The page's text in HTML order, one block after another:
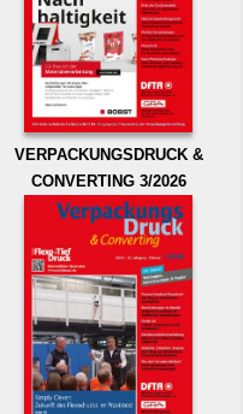
VERPACKUNGSDRUCK &
CONVERTING 3/2026